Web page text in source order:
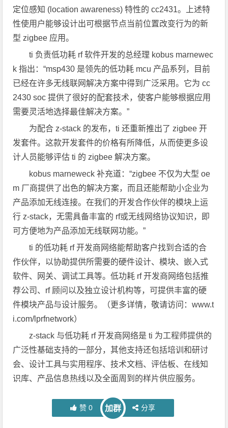
定位感知 (location awareness) 特性的 cc2431。上述特
性使用户能够设计出可根据节点当前位置改变行为的新
型 zigbee 应用。
ti 负责低功耗 rf 软件开发的总经理 kobus marnewec
k 指出：“msp430 是领先的低功耗 mcu 产品系列，目前
已经在许多无线联网解决方案中得到广泛采用。它为 cc
2430 soc 提供了很好的配套技术，使客户能够根据应用
需要灵活地选择最佳解决方案。”
为配合 z-stack 的发布，ti 还重新推出了 zigbee 开
发套件。这款开发套件的价格有所降低，从而使更多设
计人员能够评估 ti 的 zigbee 解决方案。
kobus marneweck 补充道：“zigbee 不仅为大型 oe
m 厂商提供了出色的解决方案，而且还能帮助小企业为
产品添加无线连接。在我们的开发合作伙伴的模块上运
行 z-stack，无需具备丰富的 rf或无线网络协议知识，即
可方便地为产品添加无线联网功能。”
ti 的低功耗 rf 开发商网络能帮助客户找到合适的合
作伙伴，以协助提供所需要的硬件设计、模块、嵌入式
软件、网关、调试工具等。低功耗 rf 开发商网络包括推
荐公司、rf 顾问以及独立设计机构等，可提供丰富的硬
件模块产品与设计服务。（更多详情，敬请访问：www.t
i.com/lprfnetwork）
z-stack 与低功耗 rf 开发商网络是 ti 为工程师提供的
广泛性基础支持的一部分，其他支持还包括培训和研讨
会、设计工具与实用程序、技术文档、评估板、在线知
识库、产品信息热线以及全面周到的样片供应服务。
赞 0 加群 分享